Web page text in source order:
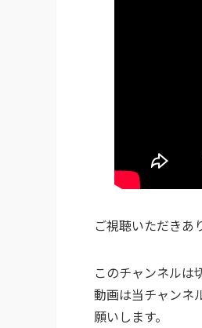
ご視聴いただきあ
このチャンネルは
動画は当チャンネ
願いします。